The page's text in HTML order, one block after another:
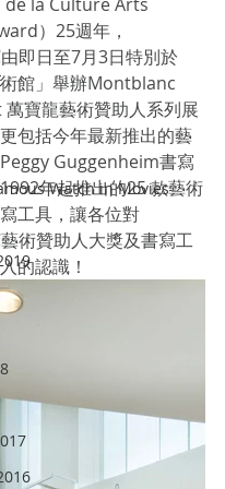
Watch in Movies
）25週年，
即日至7月3日特別於
館」舉辦Montblanc
寶龍藝術贊助人系列展
包括今年最新推出的藝
Guggenheim書寫
年起推出的25 款藝術
工具，讓各位對
術贊助人大獎及書寫工
的認識！